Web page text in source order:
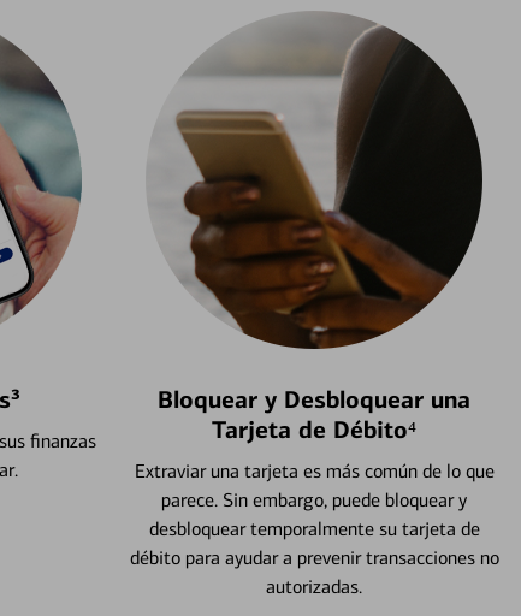
finanzas
Bloquear y Desbloquear una
Tarjeta de Débito⁴
Extraviar una tarjeta es más común de lo que
parece. Sin embargo, puede bloquear y
desbloquear temporalmente su tarjeta de
débito para ayudar a prevenir transacciones no
autorizadas.